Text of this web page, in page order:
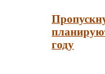
году